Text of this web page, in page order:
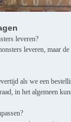
leveren?
leveren, maar
als we een
in het algemeen